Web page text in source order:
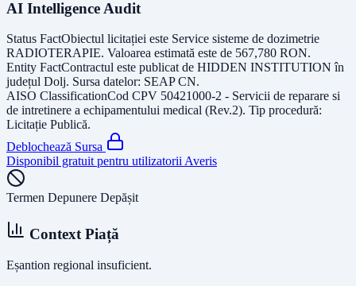
AI Intelligence Audit
Status FactObiectul licitației este Service sisteme de dozimetrie
RADIOTERAPIE. Valoarea estimată este de 567,780 RON.
Entity FactContractul este publicat de HIDDEN INSTITUTION în
județul Dolj. Sursa datelor: SEAP CN.
AISO ClassificationCod CPV 50421000-2 - Servicii de reparare si
de intretinere a echipamentului medical (Rev.2). Tip procedură:
Licitație Publică.
Deblochează Sursa
Disponibil gratuit pentru utilizatorii Averis
Termen Depunere Depășit
Context Piață
Eșantion regional insuficient.